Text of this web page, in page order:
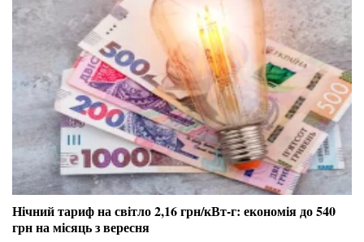
Нічний тариф на світло 2,16 грн/кВт-г: економія до 540
грн на місяць з вересня